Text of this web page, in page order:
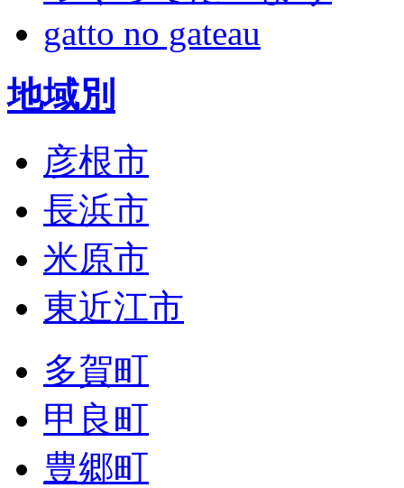
gatto no gateau
地域別
彦根市
長浜市
米原市
東近江市
多賀町
甲良町
豊郷町